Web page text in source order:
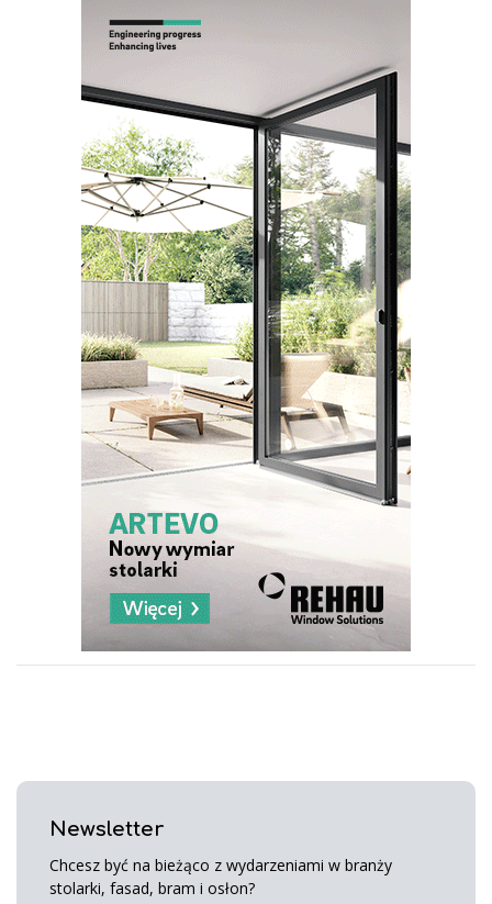
Newsletter
Chcesz być na bieżąco z wydarzeniami w branży
stolarki, fasad, bram i osłon?